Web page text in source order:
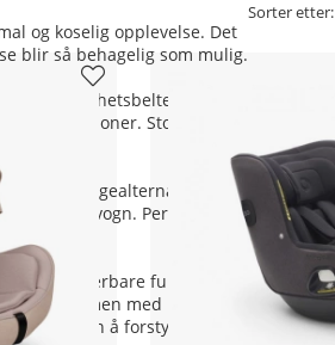
og koselig opplevelse. Det
blir så behagelig som mulig.
sikkerhetsbelte. Med
Stolen er
fargealternativer, slik
til barnevogn. Perfekt for
sine justerbare funksjoner
med UPF 50+
uten å forstyrre.
Sorter etter: